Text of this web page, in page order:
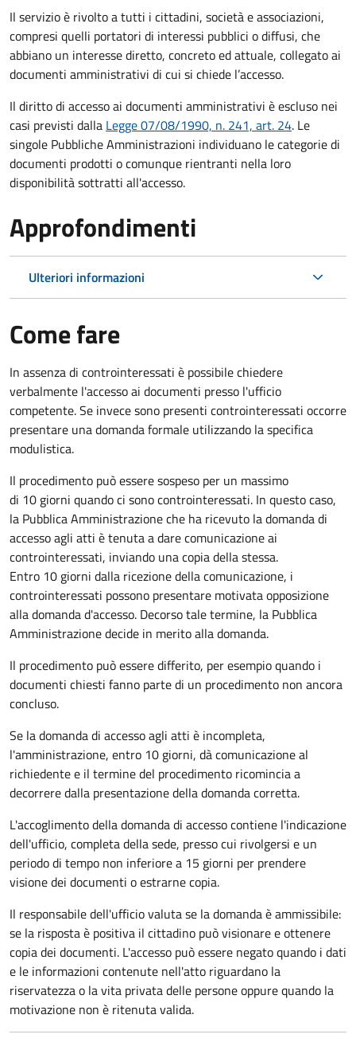
Il servizio è rivolto a tutti i cittadini, società e associazioni,
compresi quelli portatori di interessi pubblici o diffusi, che
abbiano un interesse diretto, concreto ed attuale, collegato ai
documenti amministrativi di cui si chiede l’accesso.
Il diritto di accesso ai documenti amministrativi è escluso nei
casi previsti dalla Legge 07/08/1990, n. 241, art. 24. Le
singole Pubbliche Amministrazioni individuano le categorie di
documenti prodotti o comunque rientranti nella loro
disponibilità sottratti all'accesso.
Approfondimenti
Ulteriori informazioni
Come fare
In assenza di controinteressati è possibile chiedere
verbalmente l'accesso ai documenti presso l'ufficio
competente. Se invece sono presenti controinteressati occorre
presentare una domanda formale utilizzando la specifica
modulistica.
Il procedimento può essere sospeso per un massimo
di 10 giorni quando ci sono controinteressati. In questo caso,
la Pubblica Amministrazione che ha ricevuto la domanda di
accesso agli atti è tenuta a dare comunicazione ai
controinteressati, inviando una copia della stessa.
Entro 10 giorni dalla ricezione della comunicazione, i
controinteressati possono presentare motivata opposizione
alla domanda d'accesso. Decorso tale termine, la Pubblica
Amministrazione decide in merito alla domanda.
Il procedimento può essere differito, per esempio quando i
documenti chiesti fanno parte di un procedimento non ancora
concluso.
Se la domanda di accesso agli atti è incompleta,
l'amministrazione, entro 10 giorni, dà comunicazione al
richiedente e il termine del procedimento ricomincia a
decorrere dalla presentazione della domanda corretta.
L'accoglimento della domanda di accesso contiene l'indicazione
dell'ufficio, completa della sede, presso cui rivolgersi e un
periodo di tempo non inferiore a 15 giorni per prendere
visione dei documenti o estrarne copia.
Il responsabile dell'ufficio valuta se la domanda è ammissibile:
se la risposta è positiva il cittadino può visionare e ottenere
copia dei documenti. L'accesso può essere negato quando i dati
e le informazioni contenute nell'atto riguardano la
riservatezza o la vita privata delle persone oppure quando la
motivazione non è ritenuta valida.